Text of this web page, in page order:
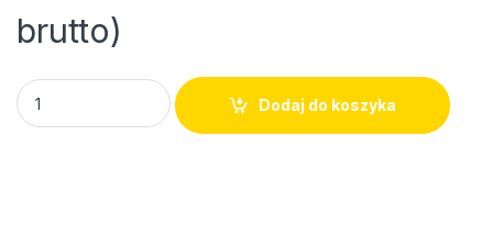
brutto)
Bezprzewodowy mikrofon headset i bodypack dla
Dodaj do koszyka